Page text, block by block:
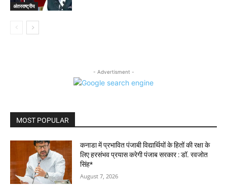
अंतरराष्ट्रीय
- Advertisment -
MOST POPULAR
कनाडा में प्रभावित पंजाबी विद्यार्थियों के हितों की रक्षा के
लिए हरसंभव प्रयास करेगी पंजाब सरकार : डॉ. रवजोत
सिंह*
August 7, 2026